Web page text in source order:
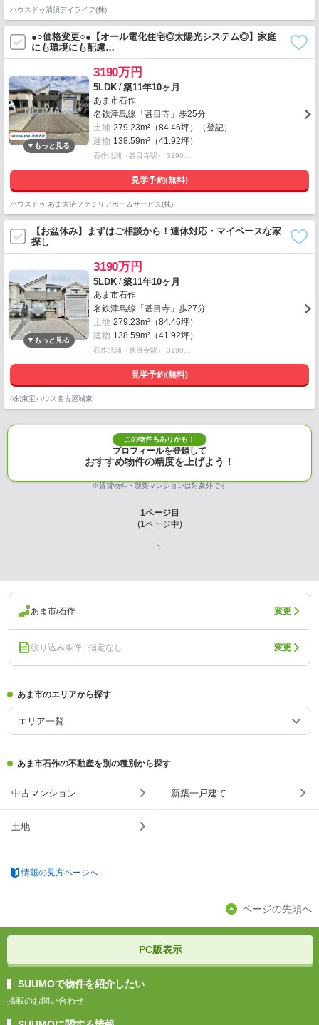
ハウスドゥ清須デイライフ(株)
●○価格変更○●【オール電化住宅◎太陽光システム◎】家庭
にも環境にも配慮…
3190万円
5LDK /築11年10ヶ月
あま市石作
名鉄津島線「甚目寺」歩25分
土地 279.23m²（84.46坪）（登記）
建物 138.59m²（41.92坪）
石作北浦（甚目寺駅） 3190…
見学予約(無料)
ハウスドゥ あま大治ファミリアホームサービス(株)
【お盆休み】まずはご相談から！連休対応・マイペースな家
探し
3190万円
5LDK /築11年10ヶ月
あま市石作
名鉄津島線「甚目寺」歩27分
土地 279.23m²（84.46坪）
建物 138.59m²（41.92坪）
石作北浦（甚目寺駅） 3190…
見学予約(無料)
(株)東宝ハウス名古屋城東
この物件もありかも！
プロフィールを登録して
おすすめ物件の精度を上げよう！
※賃貸物件・新築マンションは対象外です
1ページ目
(1ページ中)
1
あま市/石作 変更
絞り込み条件 : 指定なし 変更
あま市のエリアから探す
エリア一覧
あま市石作の不動産を別の種別から探す
中古マンション 新築一戸建て
土地
情報の見方ページへ
ページの先頭へ
PC版表示
SUUMOで物件を紹介したい
掲載のお問い合わせ